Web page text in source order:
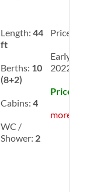
Length: 44
ft
Berths: 10
(8+2)
Cabins: 4
WC /
Shower: 2
Price:
Early Booking
2022: -10.00%
Price:
more info